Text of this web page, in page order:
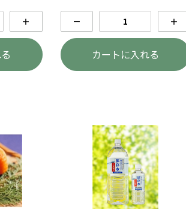
＋ － ＋
カートに入れる